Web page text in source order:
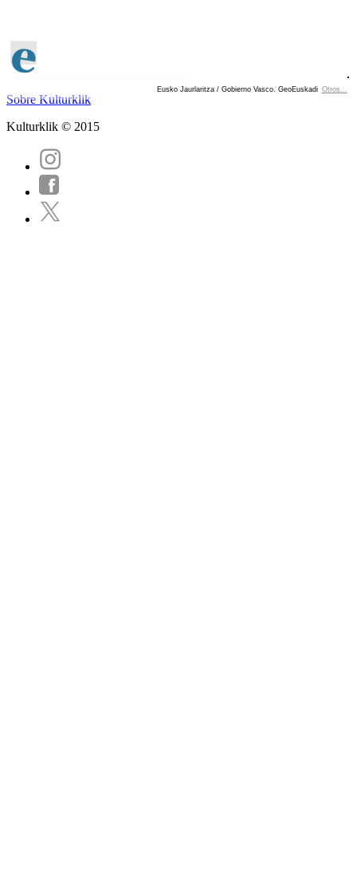
Eusko Jaurlaritza / Gobierno Vasco. GeoEuskadi Otros...
Sobre Kulturklik
Kulturklik © 2015